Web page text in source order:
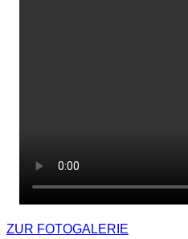
ZUR FOTOGALERIE